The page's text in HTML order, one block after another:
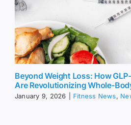
Beyond Weight Loss: How
Are Revolutionizing Whole-
January 9, 2026 Fitness News,